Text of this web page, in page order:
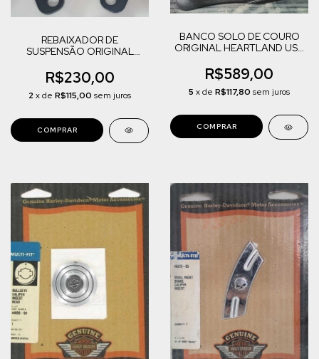
REBAIXADOR DE
SUSPENSÃO ORIGINAL
DAVIDSON SPORTSTER
883/1200
R$230,00
2 x de R$115,00 sem juros
BANCO SOLO DE COURO
ORIGINAL HEARTLAND USA
MODELOS
R$589,00
5 x de R$117,80 sem juros